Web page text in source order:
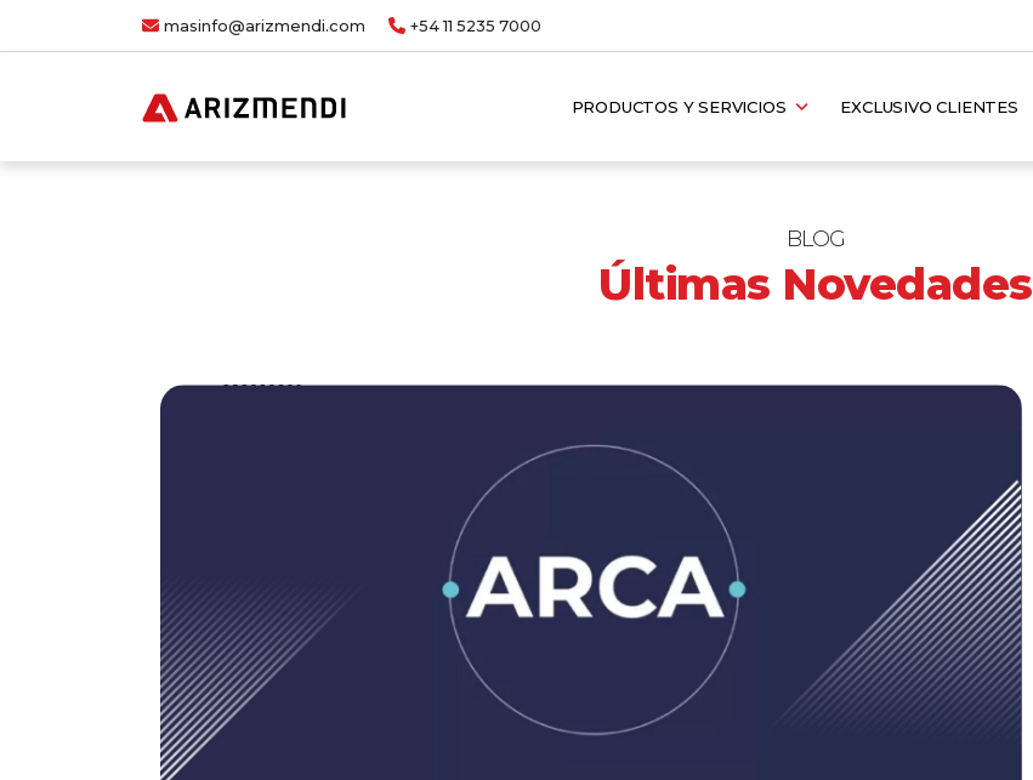
masinfo@arizmendi.com +54 11 5235 7000
PRODUCTOS Y SERVICIOS EXCLUSIVO CLIENTES
BLOG
Últimas Novedades